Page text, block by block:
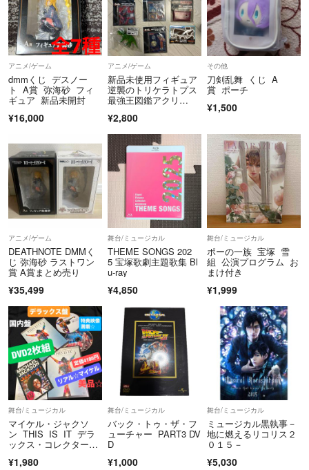
アニメ/ゲーム
dmmくじ デスノー
ト A賞 弥海砂 フィ
ギュア 新品未開封
¥16,000
アニメ/ゲーム
新品未使用フィギュア
逆襲のトリケラトプス
最強王図鑑アクリ
ル
¥2,800
その他
刀剣乱舞 くじ A
賞 ポーチ
¥1,500
アニメ/ゲーム
DEATHNOTE DMMく
じ 弥海砂 ラストワン
賞 A賞まとめ売り
¥35,499
舞台/ミュージカル
THEME SONGS 202
5 宝塚歌劇主題歌集 Bl
u-ray
¥4,850
舞台/ミュージカル
ポーの一族 宝塚 雪
組 公演プログラム お
まけ付き
¥1,999
舞台/ミュージカル
マイケル・ジャクソ
ン THIS IS IT デラ
ックス・コレクター
¥1,980
舞台/ミュージカル
バック・トゥ・ザ・フ
ューチャー PART3 DV
D
¥1,000
舞台/ミュージカル
ミュージカル黒執事－
地に燃えるリコリス２
０１５－
¥5,030